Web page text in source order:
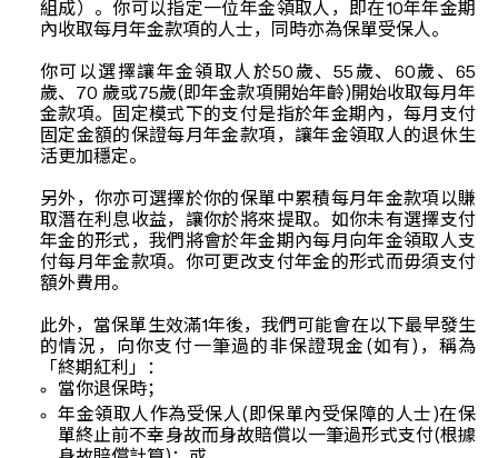
組成）。你可以指定一位年金領取人，即在10年年金期
內收取每月年金款項的人士，同時亦為保單受保人。
你可以選擇讓年金領取人於50歲、55歲、60歲、65
歲、70 歲或75歲(即年金款項開始年齡)開始收取每月年
金款項。固定模式下的支付是指於年金期內，每月支付
固定金額的保證每月年金款項，讓年金領取人的退休生
活更加穩定。
另外，你亦可選擇於你的保單中累積每月年金款項以賺
取潛在利息收益，讓你於將來提取。如你未有選擇支付
年金的形式，我們將會於年金期內每月向年金領取人支
付每月年金款項。你可更改支付年金的形式而毋須支付
額外費用。
此外，當保單生效滿1年後，我們可能會在以下最早發生
的情況，向你支付一筆過的非保證現金(如有)，稱為
「終期紅利」：
當你退保時；
年金領取人作為受保人(即保單內受保障的人士)在保
單終止前不幸身故而身故賠償以一筆過形式支付(根據